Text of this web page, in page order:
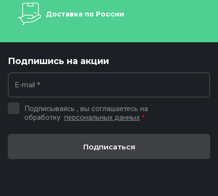
Доставка по России
Подпишись на акции
Подписываясь , вы соглашаетесь на
обработку персональных данных *
Подписаться